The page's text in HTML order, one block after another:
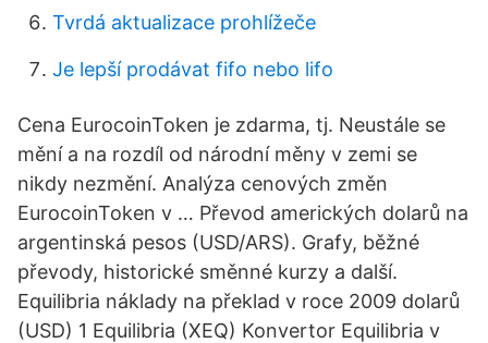
Tvrdá aktualizace prohlížeče
Je lepší prodávat fifo nebo lifo
Cena EurocoinToken je zdarma, tj. Neustále se
mění a na rozdíl od národní měny v zemi se
nikdy nezmění. Analýza cenových změn
EurocoinToken v … Převod amerických dolarů na
argentinská pesos (USD/ARS). Grafy, běžné
převody, historické směnné kurzy a další.
Equilibria náklady na překlad v roce 2009 dolarů
(USD) 1 Equilibria (XEQ) Konvertor Equilibria v